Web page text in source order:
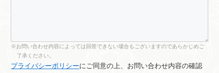
お問い合わせ内容によっては回答できない場合もございますのであらかじめご
了承ください。
プライバシーポリシーにご同意の上、お問い合わせ内容の確認